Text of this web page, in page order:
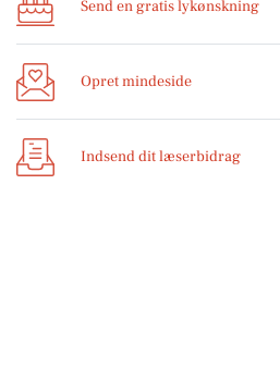
Send en gratis lykønskning
Opret mindeside
Indsend dit læserbidrag